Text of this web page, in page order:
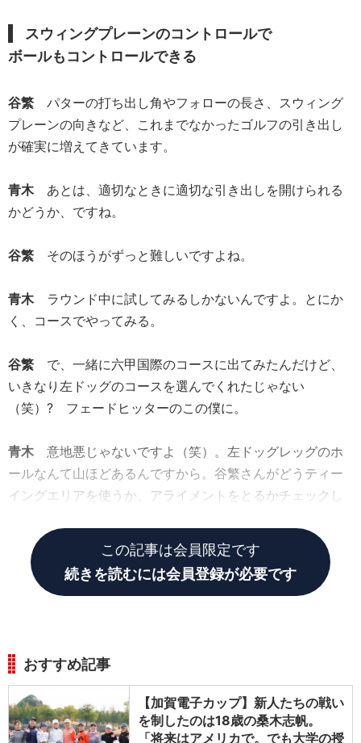
スウィングプレーンのコントロールで
ボールもコントロールできる
谷繁 パターの打ち出し角やフォローの長さ、スウィング
プレーンの向きなど、これまでなかったゴルフの引き出し
が確実に増えてきています。
青木あとは、適切なときに適切な引き出しを開けられる
かどうか、ですね。
谷繁 そのほうがずっと難しいですよね。
青木ラウンド中に試してみるしかないんですよ。とにか
く、コースでやってみる。
谷繁 で、一緒に六甲国際のコースに出てみたんだけど、
いきなり左ドッグのコースを選んでくれたじゃない
（笑）? フェードヒッターのこの僕に。
青木 意地悪じゃないですよ（笑）。左ドッグレッグのホ
ールなんて山ほどあるんですから。谷繁さんがどうティー
イングエリアを使うか、アライメントをとるかチェックし
この記事は会員限定です
続きを読むには会員登録が必要です
おすすめ記事
【加賀電子カップ】新人たちの戦い
を制したのは18歳の桑木志帆。
「将来はアメリカで。でも大学の授